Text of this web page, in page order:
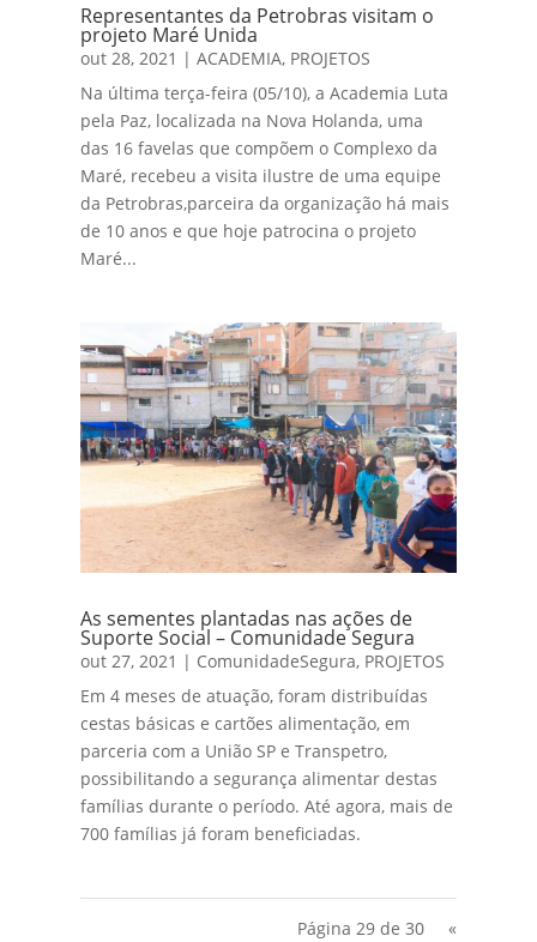
Representantes da Petrobras visitam o
projeto Maré Unida
out 28, 2021 |ACADEMIA, PROJETOS
Na última terça-feira (05/10), a Academia Luta
pela Paz, localizada na Nova Holanda, uma
das 16 favelas que compõem o Complexo da
Maré, recebeu a visita ilustre de uma equipe
da Petrobras,parceira da organização há mais
de 10 anos e que hoje patrocina o projeto
Maré...
As sementes plantadas nas ações de
Suporte Social – Comunidade Segura
out 27, 2021 | ComunidadeSegura, PROJETOS
Em 4 meses de atuação, foram distribuídas
cestas básicas e cartões alimentação, em
parceria com a União SP e Transpetro,
possibilitando a segurança alimentar destas
famílias durante o período. Até agora, mais de
700 famílias já foram beneficiadas.
Página 29 de 30
«